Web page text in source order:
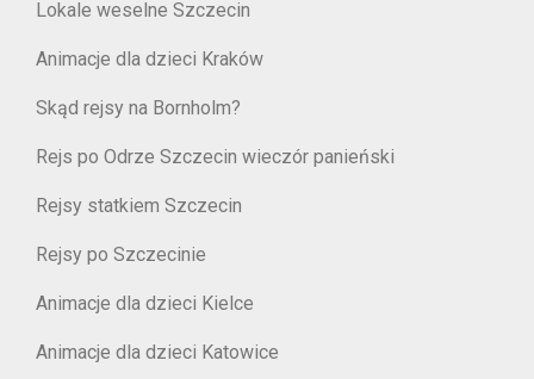
Lokale weselne Szczecin
Animacje dla dzieci Kraków
Skąd rejsy na Bornholm?
Rejs po Odrze Szczecin wieczór panieński
Rejsy statkiem Szczecin
Rejsy po Szczecinie
Animacje dla dzieci Kielce
Animacje dla dzieci Katowice